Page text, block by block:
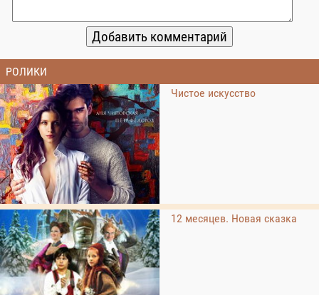
РОЛИКИ
Чистое искусство
12 месяцев. Новая сказка